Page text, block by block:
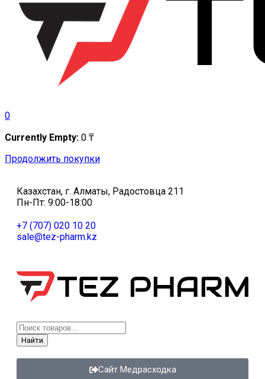
0
Currently Empty: 0 ₸
Продолжить покупки
Казахстан, г. Алматы, Радостовца 211
Пн-Пт: 9:00-18:00
+7 (707) 020 10 20
sale@tez-pharm.kz
Найти
Сайт Медрасходка